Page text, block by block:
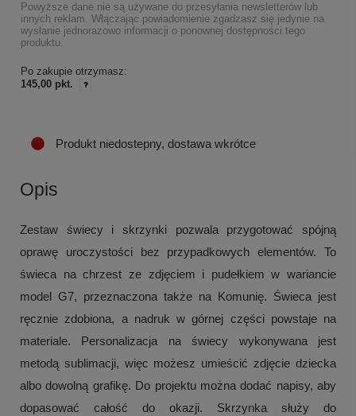
Powyższe dane nie są używane do przesyłania newsletterów lub
innych reklam. Włączając powiadomienie zgadzasz się jedynie na
wysłanie jednorazowo informacji o ponownej dostępności tego
produktu.
Po zakupie otrzymasz:
145,00 pkt.
Produkt niedostepny, dostawa wkrótce
Opis
Zestaw świecy i skrzynki pozwala przygotować spójną
oprawę uroczystości bez przypadkowych elementów. To
świeca na chrzest ze zdjęciem i pudełkiem w wariancie
model G7, przeznaczona także na Komunię. Świeca jest
ręcznie zdobiona, a nadruk w górnej części powstaje na
materiale. Personalizacja na świecy wykonywana jest
metodą sublimacji, więc możesz umieścić zdjęcie dziecka
albo dowolną grafikę. Do projektu można dodać napisy, aby
dopasować całość do okazji. Skrzynka służy do